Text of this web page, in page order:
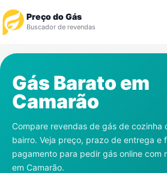
Preço do Gás
Buscador de revendas
Revendedor
Notícias
Cadastre-se
Gás Barato em
Camarão
Compare revendas de gás de cozinha
bairro. Veja preço, prazo de entrega e
pagamento para pedir gás online com
em Camarão.